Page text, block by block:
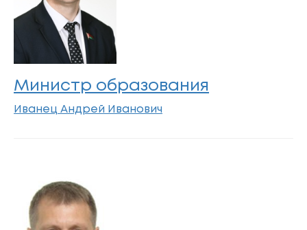
Министр образования
Иванец Андрей Иванович